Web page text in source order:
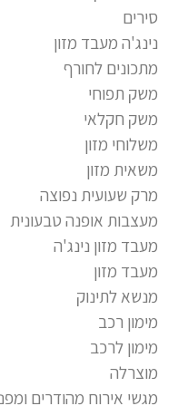
סירים
נינג'ה מעבד מזון
מתכונים לחורף
משק תפוחי
משק חקלאי
משלוחי מזון
משאית מזון
מרק שעועית נפוצה
מעצבות אופנה טבעונית
מעבד מזון נינג'ה
מעבד מזון
מנשא לתינוק
מימון רכב
מימון לרכב
מוצרלה
מגשי אירוח מהודרים